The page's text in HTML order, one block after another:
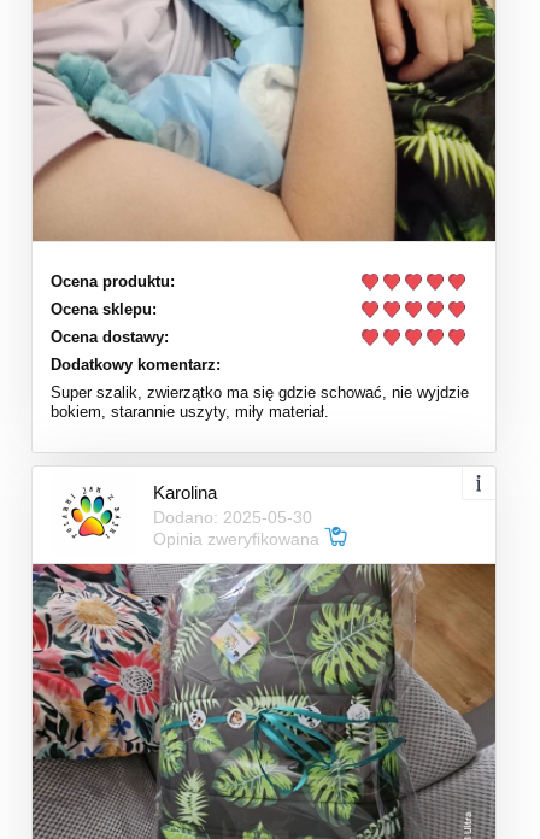
Ocena produktu:
Ocena sklepu:
Ocena dostawy:
Dodatkowy komentarz:
Super szalik, zwierzątko ma się gdzie schować, nie wyjdzie
bokiem, starannie uszyty, miły materiał.
Karolina
Dodano: 2025-05-30
Opinia zweryfikowana